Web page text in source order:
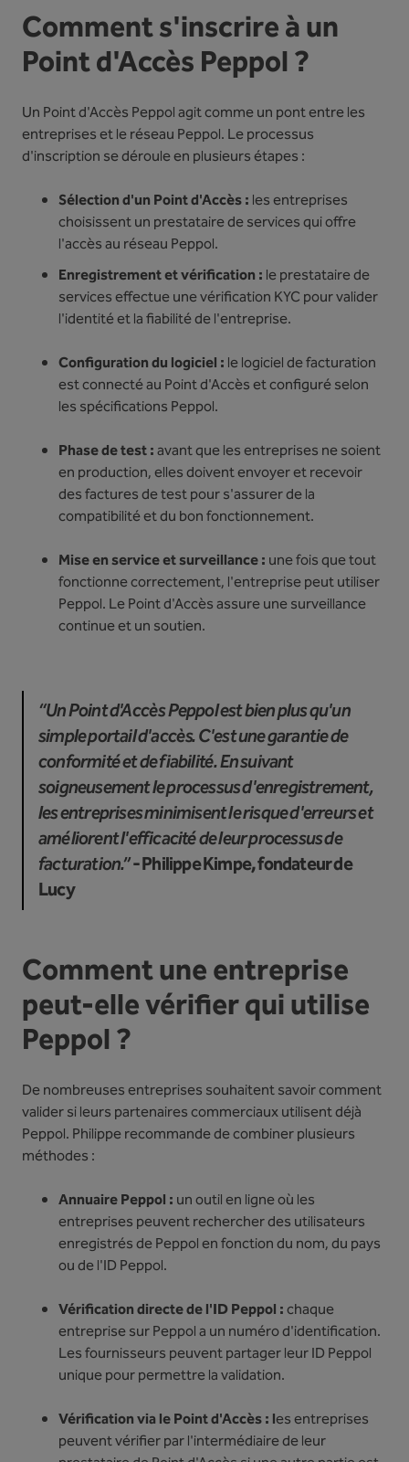
Comment s'inscrire à un
Point d'Accès Peppol ?
Un Point d'Accès Peppol agit comme un pont entre les
entreprises et le réseau Peppol. Le processus
d'inscription se déroule en plusieurs étapes :
Sélection d'un Point d'Accès : les entreprises
choisissent un prestataire de services qui offre
l'accès au réseau Peppol.
Enregistrement et vérification : le prestataire de
services effectue une vérification KYC pour valider
l'identité et la fiabilité de l'entreprise.
Configuration du logiciel : le logiciel de facturation
est connecté au Point d'Accès et configuré selon
les spécifications Peppol.
Phase de test :avant que les entreprises ne soient
en production, elles doivent envoyer et recevoir
des factures de test pour s'assurer de la
compatibilité et du bon fonctionnement.
Mise en service et surveillance : une fois que tout
fonctionne correctement, l'entreprise peut utiliser
Peppol. Le Point d'Accès assure une surveillance
continue et un soutien.
“Un Point d'Accès Peppol est bien plus qu'un
simple portail d'accès. C'est une garantie de
conformité et de fiabilité. En suivant
soigneusement le processus d'enregistrement,
les entreprises minimisent le risque d'erreurs et
améliorent l'efficacité de leur processus de
facturation.”- Philippe Kimpe, fondateur de
Lucy
Comment une entreprise
peut-elle vérifier qui utilise
Peppol ?
De nombreuses entreprises souhaitent savoir comment
valider si leurs partenaires commerciaux utilisent déjà
Peppol. Philippe recommande de combiner plusieurs
méthodes :
Annuaire Peppol : un outil en ligne où les
entreprises peuvent rechercher des utilisateurs
enregistrés de Peppol en fonction du nom, du pays
ou de l'ID Peppol.
Vérification directe de l'ID Peppol :chaque
entreprise sur Peppol a un numéro d'identification.
Les fournisseurs peuvent partager leur ID Peppol
unique pour permettre la validation.
Vérification via le Point d'Accès : les entreprises
peuvent vérifier par l'intermédiaire de leur